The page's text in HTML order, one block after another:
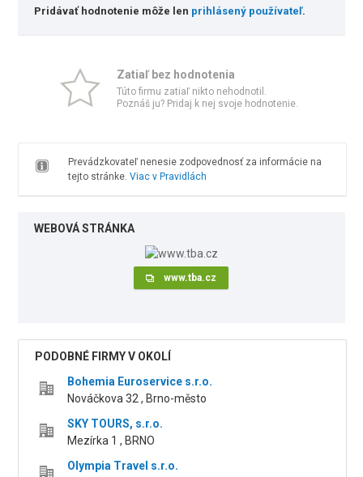
Pridávať hodnotenie môže len prihlásený používateľ.
Zatiaľ bez hodnotenia
Túto firmu zatiaľ nikto nehodnotil.
Poznáš ju? Pridaj k nej svoje hodnotenie.
Prevádzkovateľ nenesie zodpovednosť za informácie na
tejto stránke. Viac v Pravidlách
WEBOVÁ STRÁNKA
www.tba.cz
PODOBNÉ FIRMY V OKOLÍ
Bohemia Euroservice s.r.o.
Nováčkova 32 , Brno-město
SKY TOURS, s.r.o.
Mezírka 1 , BRNO
Olympia Travel s.r.o.